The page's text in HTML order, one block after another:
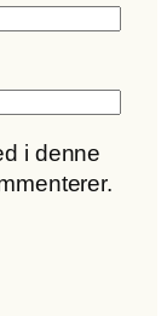
i denne